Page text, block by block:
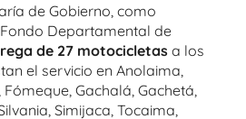
de Gobierno, como
Departamental de
de 27 motocicletas a los
el servicio en Anolaima,
Gachalá, Gachetá,
Simijaca, Tocaima,